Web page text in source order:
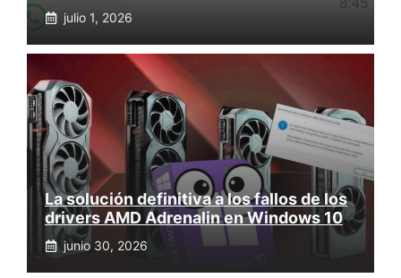
julio 1, 2026
La solución definitiva a los fallos de los
drivers AMD Adrenalin en Windows 10
junio 30, 2026